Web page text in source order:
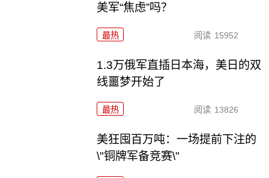
美军“焦虑”吗？
最热 阅读 15952
1.3万俄军直插日本海，美日的双
线噩梦开始了
最热 阅读 13826
美狂囤百万吨：一场提前下注的
\"铜牌军备竞赛\"